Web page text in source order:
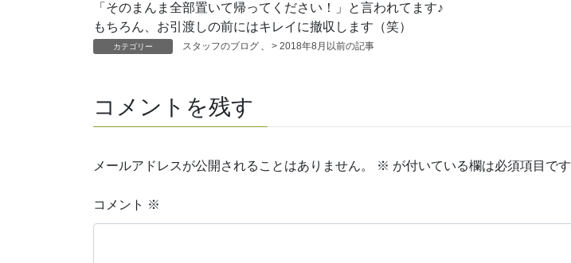
「そのまんま全部置いて帰ってください！」と言われてます♪
もちろん、お引渡しの前にはキレイに撤収します（笑）
カテゴリー スタッフのブログ 、 > 2018年8月以前の記事
コメントを残す
メールアドレスが公開されることはありません。 ※ が付いている欄は必須項目です
コメント ※